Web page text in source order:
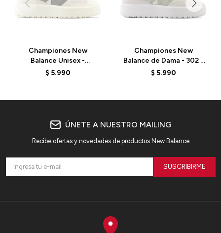
Championes New
Balance Unisex -
CT302RS - SEA SALT
$ 5.990
Championes New
Balance de Dama - 302 -
CT302CTB - ELD
$ 5.990
ÚNETE A NUESTRO MAILING
Recibe ofertas y novedades de productos New Balance
SUSCRIBIRME